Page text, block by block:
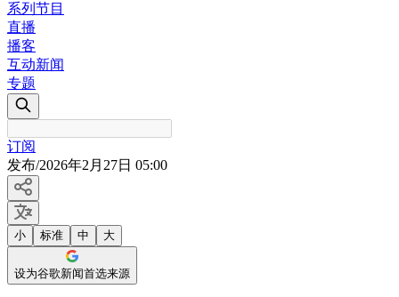
系列节目
直播
播客
互动新闻
专题
订阅
发布/2026年2月27日 05:00
小 标准 中 大
设为谷歌新闻首选来源